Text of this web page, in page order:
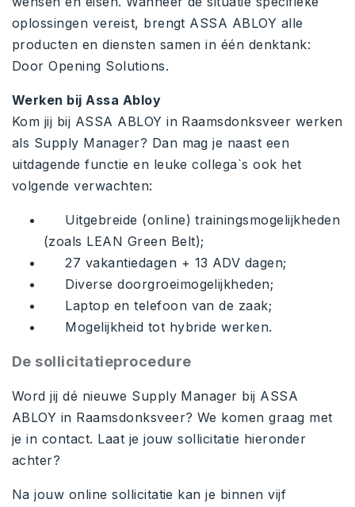
oplossingen vereist, brengt ASSA ABLOY alle
producten en diensten samen in één denktank:
Door Opening Solutions.
Werken bij Assa Abloy
Kom jij bij ASSA ABLOY in Raamsdonksveer werken
als Supply Manager? Dan mag je naast een
uitdagende functie en leuke collega`s ook het
volgende verwachten:
Uitgebreide (online) trainingsmogelijkheden
(zoals LEAN Green Belt);
27 vakantiedagen + 13 ADV dagen;
Diverse doorgroeimogelijkheden;
Laptop en telefoon van de zaak;
Mogelijkheid tot hybride werken.
De sollicitatieprocedure
Word jij dé nieuwe Supply Manager bij ASSA
ABLOY in Raamsdonksveer? We komen graag met
je in contact. Laat je jouw sollicitatie hieronder
achter?
Na jouw online sollicitatie kan je binnen vijf